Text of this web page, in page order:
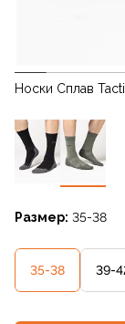
Носки Сплав
Размер: 35-38
35-38 39-